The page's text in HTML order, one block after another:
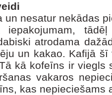
un nesatur nekādas
iepakojumam,
atrodama
un kakao. Kafijā
kā kofeīns ir viegls
vakaros
kas nepieciešams